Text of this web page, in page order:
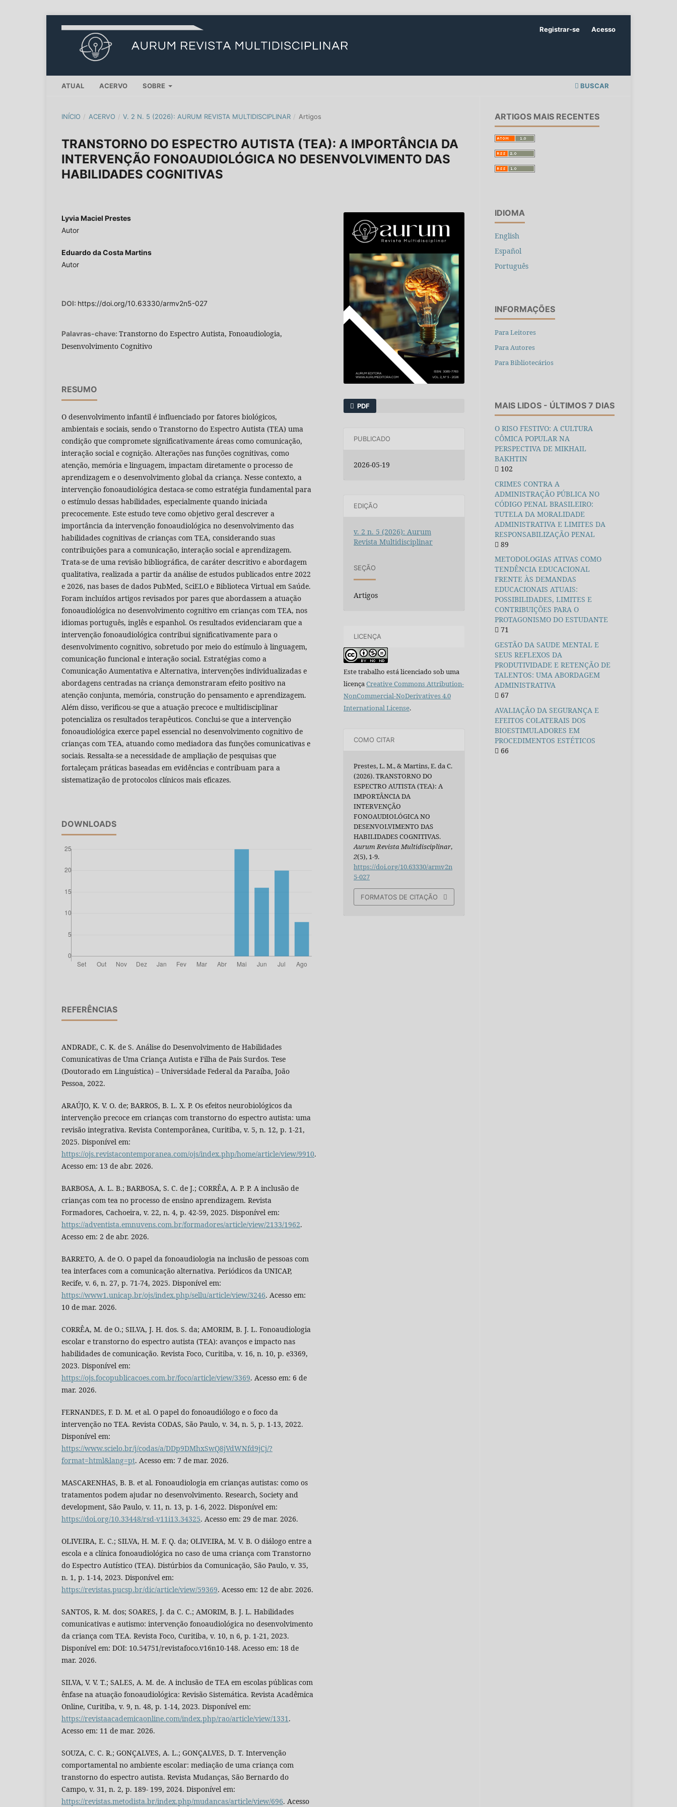
ATUAL ACERVO SOBRE BUSCAR
Registrar-se Acesso
INÍCIO / ACERVO / V. 2 N. 5 (2026): AURUM REVISTA MULTIDISCIPLINAR / Artigos
TRANSTORNO DO ESPECTRO AUTISTA (TEA): A IMPORTÂNCIA DA
INTERVENÇÃO FONOAUDIOLÓGICA NO DESENVOLVIMENTO DAS
HABILIDADES COGNITIVAS
Lyvia Maciel Prestes
Autor
Eduardo da Costa Martins
Autor
DOI: https://doi.org/10.63330/armv2n5-027
Palavras-chave: Transtorno do Espectro Autista, Fonoaudiologia,
Desenvolvimento Cognitivo
RESUMO
O desenvolvimento infantil é influenciado por fatores biológicos,
ambientais e sociais, sendo o Transtorno do Espectro Autista (TEA) uma
condição que compromete significativamente áreas como comunicação,
interação social e cognição. Alterações nas funções cognitivas, como
atenção, memória e linguagem, impactam diretamente o processo de
aprendizagem e o desenvolvimento global da criança. Nesse contexto, a
intervenção fonoaudiológica destaca-se como estratégia fundamental para
o estímulo dessas habilidades, especialmente quando iniciada
precocemente. Este estudo teve como objetivo geral descrever a
importância da intervenção fonoaudiológica no desenvolvimento das
habilidades cognitivas de crianças com TEA, considerando suas
contribuições para a comunicação, interação social e aprendizagem.
Trata-se de uma revisão bibliográfica, de caráter descritivo e abordagem
qualitativa, realizada a partir da análise de estudos publicados entre 2022
e 2026, nas bases de dados PubMed, SciELO e Biblioteca Virtual em Saúde.
Foram incluídos artigos revisados por pares que abordassem a atuação
fonoaudiológica no desenvolvimento cognitivo em crianças com TEA, nos
idiomas português, inglês e espanhol. Os resultados evidenciaram que a
intervenção fonoaudiológica contribui significativamente para o
desenvolvimento cognitivo, sobretudo por meio do estímulo à linguagem,
comunicação funcional e interação social. Estratégias como a
Comunicação Aumentativa e Alternativa, intervenções individualizadas e
abordagens centradas na criança demonstraram efeito positivo na
atenção conjunta, memória, construção do pensamento e aprendizagem.
Além disso, verificou-se que a atuação precoce e multidisciplinar
potencializa os resultados terapêuticos. Conclui-se que a intervenção
fonoaudiológica exerce papel essencial no desenvolvimento cognitivo de
crianças com TEA, atuando como mediadora das funções comunicativas e
sociais. Ressalta-se a necessidade de ampliação de pesquisas que
fortaleçam práticas baseadas em evidências e contribuam para a
sistematização de protocolos clínicos mais eficazes.
DOWNLOADS
REFERÊNCIAS
ANDRADE, C. K. de S. Análise do Desenvolvimento de Habilidades
Comunicativas de Uma Criança Autista e Filha de Pais Surdos. Tese
(Doutorado em Linguística) – Universidade Federal da Paraíba, João
Pessoa, 2022.
ARAÚJO, K. V. O. de; BARROS, B. L. X. P. Os efeitos neurobiológicos da
intervenção precoce em crianças com transtorno do espectro autista: uma
revisão integrativa. Revista Contemporânea, Curitiba, v. 5, n. 12, p. 1-21,
2025. Disponível em:
https://ojs.revistacontemporanea.com/ojs/index.php/home/article/view/9910.
Acesso em: 13 de abr. 2026.
BARBOSA, A. L. B.; BARBOSA, S. C. de J.; CORRÊA, A. P. P. A inclusão de
crianças com tea no processo de ensino aprendizagem. Revista
Formadores, Cachoeira, v. 22, n. 4, p. 42-59, 2025. Disponível em:
https://adventista.emnuvens.com.br/formadores/article/view/2133/1962.
Acesso em: 2 de abr. 2026.
BARRETO, A. de O. O papel da fonoaudiologia na inclusão de pessoas com
tea interfaces com a comunicação alternativa. Periódicos da UNICAP,
Recife, v. 6, n. 27, p. 71-74, 2025. Disponível em:
https://www1.unicap.br/ojs/index.php/sellu/article/view/3246. Acesso em:
10 de mar. 2026.
CORRÊA, M. de O.; SILVA, J. H. dos. S. da; AMORIM, B. J. L. Fonoaudiologia
escolar e transtorno do espectro autista (TEA): avanços e impacto nas
habilidades de comunicação. Revista Foco, Curitiba, v. 16, n. 10, p. e3369,
2023. Disponível em:
https://ojs.focopublicacoes.com.br/foco/article/view/3369. Acesso em: 6 de
mar. 2026.
FERNANDES, F. D. M. et al. O papel do fonoaudiólogo e o foco da
intervenção no TEA. Revista CODAS, São Paulo, v. 34, n. 5, p. 1-13, 2022.
Disponível em:
https://www.scielo.br/j/codas/a/DDp9DMhxSwQ8jVdWNfd9jCj/?
format=html&lang=pt. Acesso em: 7 de mar. 2026.
MASCARENHAS, B. B. et al. Fonoaudiologia em crianças autistas: como os
tratamentos podem ajudar no desenvolvimento. Research, Society and
development, São Paulo, v. 11, n. 13, p. 1-6, 2022. Disponível em:
https://doi.org/10.33448/rsd-v11i13.34325. Acesso em: 29 de mar. 2026.
OLIVEIRA, E. C.; SILVA, H. M. F. Q. da; OLIVEIRA, M. V. B. O diálogo entre a
escola e a clínica fonoaudiológica no caso de uma criança com Transtorno
do Espectro Autístico (TEA). Distúrbios da Comunicação, São Paulo, v. 35,
n. 1, p. 1-14, 2023. Disponível em:
https://revistas.pucsp.br/dic/article/view/59369. Acesso em: 12 de abr. 2026.
SANTOS, R. M. dos; SOARES, J. da C. C.; AMORIM, B. J. L. Habilidades
comunicativas e autismo: intervenção fonoaudiológica no desenvolvimento
da criança com TEA. Revista Foco, Curitiba, v. 10, n 6, p. 1-21, 2023.
Disponível em: DOI: 10.54751/revistafoco.v16n10-148. Acesso em: 18 de
mar. 2026.
SILVA, V. V. T.; SALES, A. M. de. A inclusão de TEA em escolas públicas com
ênfase na atuação fonoaudiológica: Revisão Sistemática. Revista Acadêmica
Online, Curitiba, v. 9, n. 48, p. 1-14, 2023. Disponível em:
https://revistaacademicaonline.com/index.php/rao/article/view/1331.
Acesso em: 11 de mar. 2026.
SOUZA, C. C. R.; GONÇALVES, A. L.; GONÇALVES, D. T. Intervenção
comportamental no ambiente escolar: mediação de uma criança com
transtorno do espectro autista. Revista Mudanças, São Bernardo do
Campo, v. 31, n. 2, p. 189- 199, 2024. Disponível em:
https://revistas.metodista.br/index.php/mudancas/article/view/696. Acesso
PDF
PUBLICADO
2026-05-19
EDIÇÃO
v. 2 n. 5 (2026): Aurum
Revista Multidisciplinar
SEÇÃO
Artigos
LICENÇA
Este trabalho está licenciado sob uma
licençaCreative Commons Attribution-
NonCommercial-NoDerivatives 4.0
International License.
COMO CITAR
Prestes, L. M., & Martins, E. da C.
(2026). TRANSTORNO DO
ESPECTRO AUTISTA (TEA): A
IMPORTÂNCIA DA
INTERVENÇÃO
FONOAUDIOLÓGICA NO
DESENVOLVIMENTO DAS
HABILIDADES COGNITIVAS.
Aurum Revista Multidisciplinar,
2(5), 1-9.
https://doi.org/10.63330/armv2n
5-027
FORMATOS DE CITAÇÃO
ARTIGOS MAIS RECENTES
IDIOMA
English
Español
Português
INFORMAÇÕES
Para Leitores
Para Autores
Para Bibliotecários
MAIS LIDOS - ÚLTIMOS 7 DIAS
O RISO FESTIVO: A CULTURA
CÔMICA POPULAR NA
PERSPECTIVA DE MIKHAIL
BAKHTIN
102
CRIMES CONTRA A
ADMINISTRAÇÃO PÚBLICA NO
CÓDIGO PENAL BRASILEIRO:
TUTELA DA MORALIDADE
ADMINISTRATIVA E LIMITES DA
RESPONSABILIZAÇÃO PENAL
89
METODOLOGIAS ATIVAS COMO
TENDÊNCIA EDUCACIONAL
FRENTE ÀS DEMANDAS
EDUCACIONAIS ATUAIS:
POSSIBILIDADES, LIMITES E
CONTRIBUIÇÕES PARA O
PROTAGONISMO DO ESTUDANTE
71
GESTÃO DA SAUDE MENTAL E
SEUS REFLEXOS DA
PRODUTIVIDADE E RETENÇÃO DE
TALENTOS: UMA ABORDAGEM
ADMINISTRATIVA
67
AVALIAÇÃO DA SEGURANÇA E
EFEITOS COLATERAIS DOS
BIOESTIMULADORES EM
PROCEDIMENTOS ESTÉTICOS
66